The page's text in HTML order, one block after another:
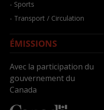
- Sports
- Transport / Circulation
ÉMISSIONS
Avec la participation du
gouvernement du
Canada